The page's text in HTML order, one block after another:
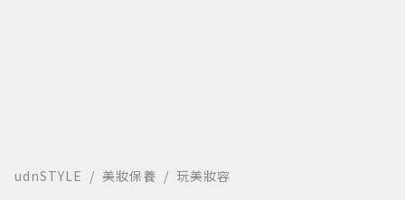
udnSTYLE 美妝保養 玩美妝容